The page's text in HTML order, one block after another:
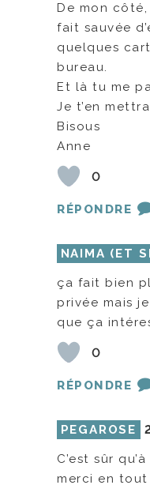
De mon côté,
fait sauvée
quelques
bureau.
Et là tu me
Je t’en
Bisous
Anne
0
RÉPONDRE
NAIMA (ET
ça fait bien
privée mais
que ça
0
RÉPONDRE
PEGAROSE
C’est sûr
merci en